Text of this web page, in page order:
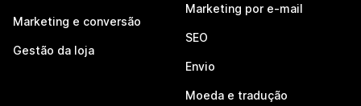
Marketing e conversão
Gestão da loja
Marketing por e-mail
SEO
Envio
Moeda e tradução